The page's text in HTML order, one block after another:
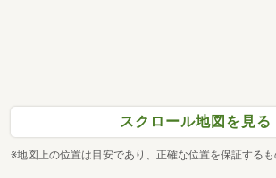
スクロール地図を見る
※地図上の位置は目安であり、正確な位置を保証するも